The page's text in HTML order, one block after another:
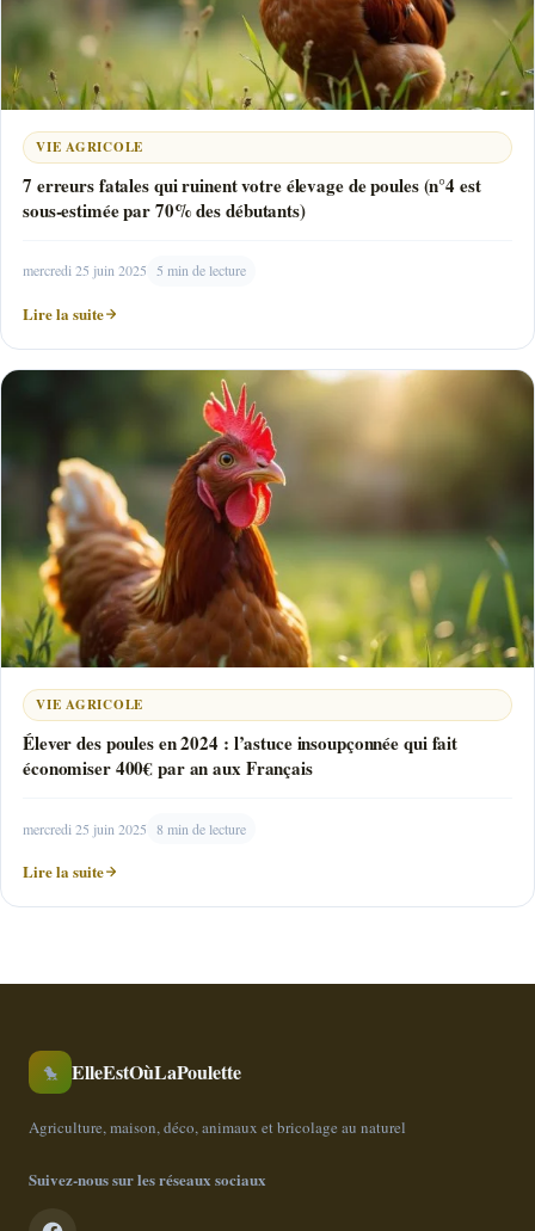
VIE AGRICOLE
7 erreurs fatales qui ruinent votre élevage de poules (n°4 est
sous-estimée par 70% des débutants)
mercredi 25 juin 2025 5 min de lecture
Lire la suite
VIE AGRICOLE
Élever des poules en 2024 : l’astuce insoupçonnée qui fait
économiser 400€ par an aux Français
mercredi 25 juin 2025 8 min de lecture
Lire la suite
🐤 ElleEstOùLaPoulette
Agriculture, maison, déco, animaux et bricolage au naturel
Suivez-nous sur les réseaux sociaux